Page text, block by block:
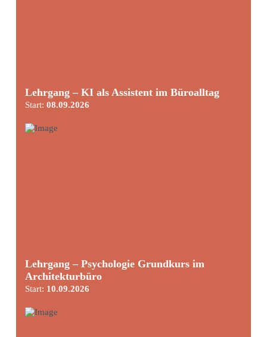
Lehrgang – KI als Assistent im Büroalltag
Start: 08.09.2026
Lehrgang – Psychologie Grundkurs im
Architekturbüro
Start: 10.09.2026